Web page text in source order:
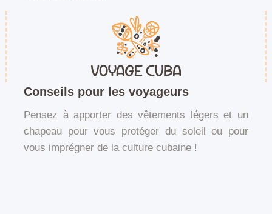
Conseils pour les voyageurs
Pensez à apporter des vêtements légers et un
chapeau pour vous protéger du soleil ou pour
vous imprégner de la culture cubaine !